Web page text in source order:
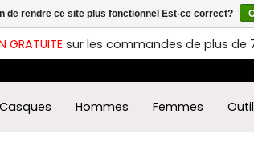
GRATUITEsur les commandes de plus de
Casques Hommes Femmes
de rendre ce site plus fonctionnel Est-ce correct?